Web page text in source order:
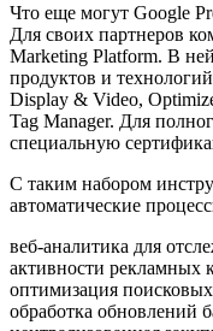
Что еще могут Google
Для своих партнеров
Marketing Platform. В
продуктов и
Display & Video,
Tag Manager. Для
специальную
С таким набором
автоматические
веб-аналитика для
активности рекламных
оптимизация
обработка обновлений